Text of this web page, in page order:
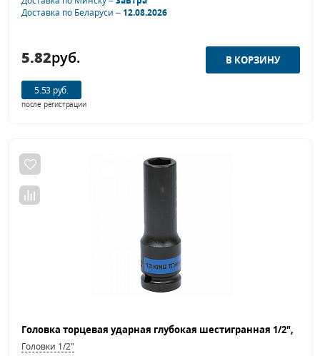
Доставка по Беларуси –12.08.2026
5.82руб.
5.53 руб.
после регистрации
Головки 1/2"